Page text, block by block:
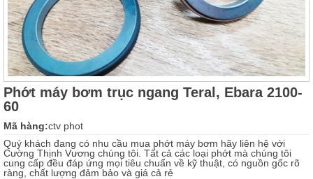
Phớt máy bơm trục ngang Teral, Ebara 2100-
60
Mã hàng:ctv phot
Quý khách đang có nhu cầu mua phớt máy bơm hãy liên hệ với
Cường Thịnh Vương chúng tôi. Tất cả các loại phớt mà chúng tôi
cung cấp đều đáp ứng mọi tiêu chuẩn về kỹ thuật, có nguồn gốc rõ
ràng, chất lượng đảm bảo và giá cả rẻ